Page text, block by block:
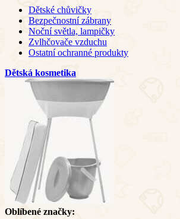
Dětské chůvičky
Bezpečnostní zábrany
Noční světla, lampičky
Zvlhčovače vzduchu
Ostatní ochranné produkty
Dětská kosmetika
Oblíbené značky: